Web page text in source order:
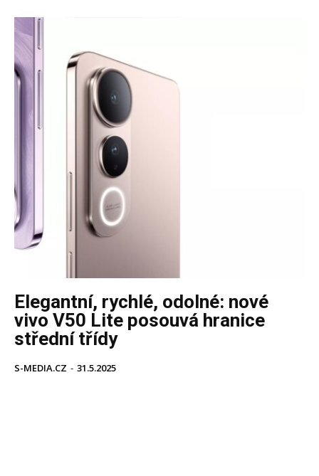
Elegantní, rychlé, odolné: nové
vivo V50 Lite posouvá hranice
střední třídy
S-MEDIA.CZ - 31.5.2025